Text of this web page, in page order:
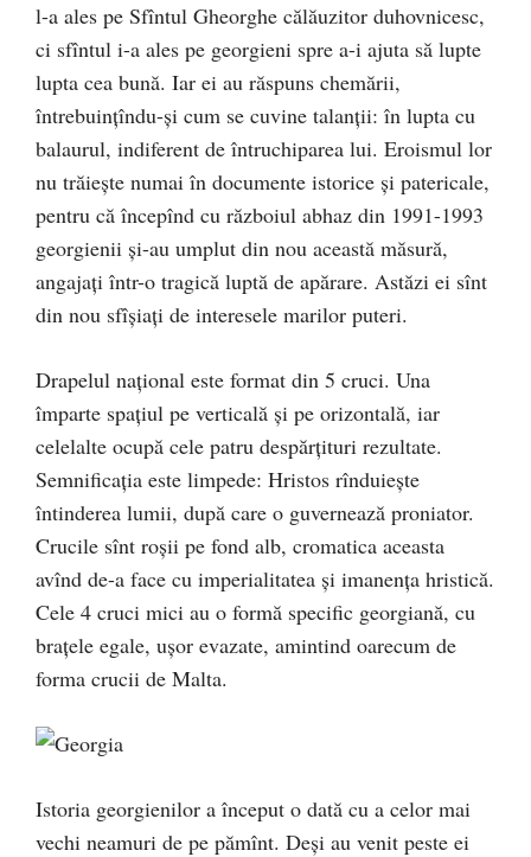
l-a ales pe Sfîntul Gheorghe călăuzitor duhovnicesc,
ci sfîntul i-a ales pe georgieni spre a-i ajuta să lupte
lupta cea bună. Iar ei au răspuns chemării,
întrebuinţîndu-şi cum se cuvine talanţii: în lupta cu
balaurul, indiferent de întruchiparea lui. Eroismul lor
nu trăieşte numai în documente istorice şi patericale,
pentru că începînd cu războiul abhaz din 1991-1993
georgienii şi-au umplut din nou această măsură,
angajaţi într-o tragică luptă de apărare. Astăzi ei sînt
din nou sfîşiaţi de interesele marilor puteri.
Drapelul naţional este format din 5 cruci. Una
împarte spaţiul pe verticală şi pe orizontală, iar
celelalte ocupă cele patru despărţituri rezultate.
Semnificaţia este limpede: Hristos rînduieşte
întinderea lumii, după care o guvernează proniator.
Crucile sînt roşii pe fond alb, cromatica aceasta
avînd de-a face cu imperialitatea şi imanenţa hristică.
Cele 4 cruci mici au o formă specific georgiană, cu
braţele egale, uşor evazate, amintind oarecum de
forma crucii de Malta.
Istoria georgienilor a început o dată cu a celor mai
vechi neamuri de pe pămînt. Deşi au venit peste ei